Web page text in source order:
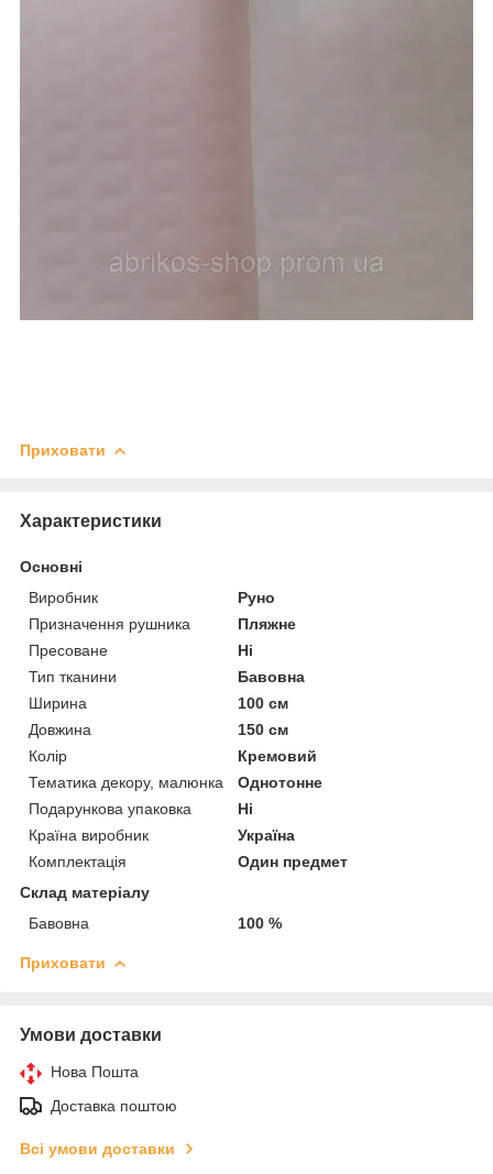
Приховати
Характеристики
Основні
Виробник
Руно
Призначення рушника
Пляжне
Пресоване
Ні
Тип тканини
Бавовна
Ширина
100 см
Довжина
150 см
Колір
Кремовий
Тематика декору, малюнка
Однотонне
Подарункова упаковка
Ні
Країна виробник
Україна
Комплектація
Один предмет
Склад матеріалу
Бавовна
100 %
Приховати
Умови доставки
Нова Пошта
Доставка поштою
Всі умови доставки